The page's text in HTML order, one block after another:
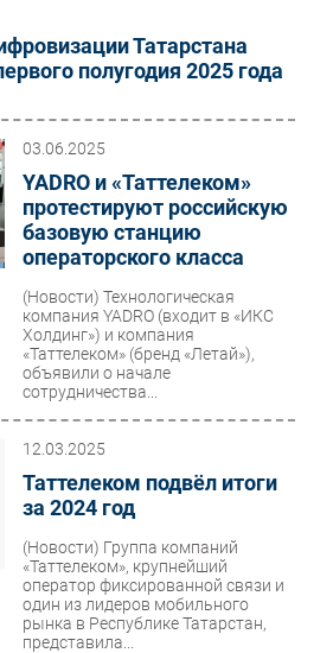
Татарстана
полугодия 2025 года
03.06.2025
YADRO и «Таттелеком»
протестируют российскую
базовую станцию
операторского класса
(Новости) Технологическая
компания YADRO (входит в «ИКС
Холдинг») и компания
«Таттелеком» (бренд «Летай»),
объявили о начале
сотрудничества...
12.03.2025
Таттелеком подвёл итоги
за 2024 год
(Новости) Группа компаний
«Таттелеком», крупнейший
оператор фиксированной связи и
один из лидеров мобильного
рынка в Республике Татарстан,
представила...